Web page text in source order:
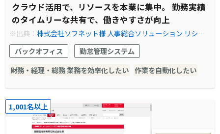
クラウド活用で、リソースを本業に集中。 勤務実績
のタイムリーな共有で、働きやすさが向上
※出典：株式会社ソフネット様 人事総合ソリューション リシテ
ア/就業管理クラウドサービスの導入事例やシステム構築例を紹
介｜事例紹介｜株式会社日立ソリューションズ
バックオフィス
勤怠管理システム
財務・経理・総務 業務を効率化したい 作業を自動化したい
1,001名以上